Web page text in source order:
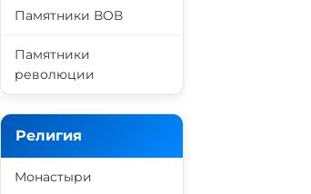
Памятники ВОВ
Памятники
революции
Религия
Монастыри